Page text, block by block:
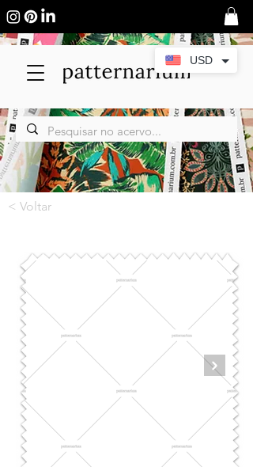
< Voltar
USD